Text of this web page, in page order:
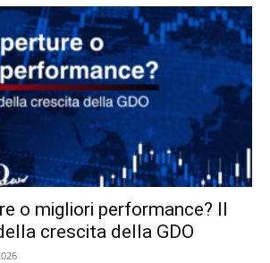
o migliori performance? Il
crescita della GDO